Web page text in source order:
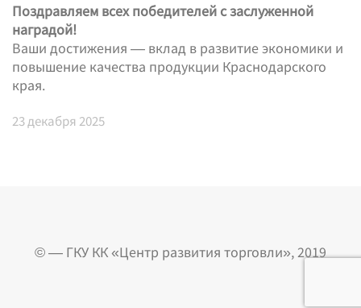
Поздравляем всех победителей с заслуженной
наградой!
Ваши достижения — вклад в развитие экономики и
повышение качества продукции Краснодарского
края.
23декабря 2025
© — ГКУ КК «Центр развития торговли», 2019